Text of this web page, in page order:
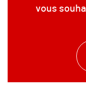
vous